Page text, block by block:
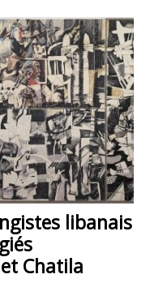
libanais
Chatila